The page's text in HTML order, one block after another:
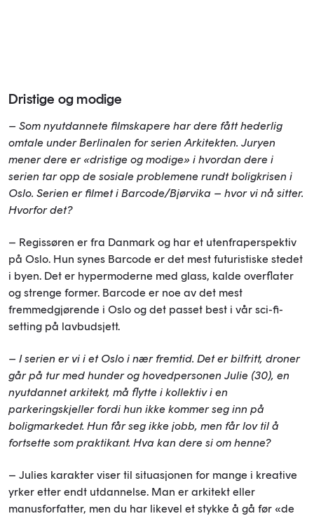
Dristige og modige
– Som nyutdannete filmskapere har dere fått hederlig
omtale under Berlinalen for serien Arkitekten. Juryen
mener dere er «dristige og modige» i hvordan dere i
serien tar opp de sosiale problemene rundt boligkrisen i
Oslo. Serien er filmet i Barcode/Bjørvika – hvor vi nå sitter.
Hvorfor det?
– Regissøren er fra Danmark og har et utenfraperspektiv
på Oslo. Hun synes Barcode er det mest futuristiske stedet
i byen. Det er hypermoderne med glass, kalde overflater
og strenge former. Barcode er noe av det mest
fremmedgjørende i Oslo og det passet best i vår sci-fi-
setting på lavbudsjett.
– I serien er vi i et Oslo i nær fremtid. Det er bilfritt, droner
går på tur med hunder og hovedpersonen Julie (30), en
nyutdannet arkitekt, må flytte i kollektiv i en
parkeringskjeller fordi hun ikke kommer seg inn på
boligmarkedet. Hun får seg ikke jobb, men får lov til å
fortsette som praktikant. Hva kan dere si om henne?
– Julies karakter viser til situasjonen for mange i kreative
yrker etter endt utdannelse. Man er arkitekt eller
manusforfatter, men du har likevel et stykke å gå før «de